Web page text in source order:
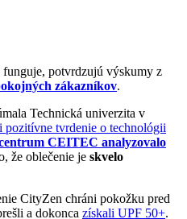
funguje, potvrdzujú výskumy z
zákazníkov.
Technická univerzita v
pozitívne tvrdenie o technológii
CEITEC analyzovalo
že oblečenie je skvelo
CityZen chráni pokožku pred
a dokonca získali UPF 50+.